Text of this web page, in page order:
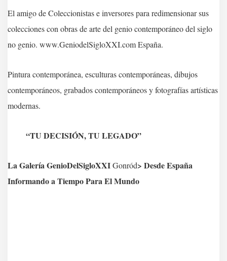
El amigo de Coleccionistas e inversores para redimensionar sus
colecciones con obras de arte del genio contemporáneo del siglo
no genio. www.GeniodelSigloXXI.com España.
Pintura contemporánea, esculturas contemporáneas, dibujos
contemporáneos, grabados contemporáneos y fotografías artísticas
modernas.
“TU DECISIÓN, TU LEGADO”
La Galería GenioDelSigloXXIGonród> Desde España
Informando a Tiempo Para El Mundo